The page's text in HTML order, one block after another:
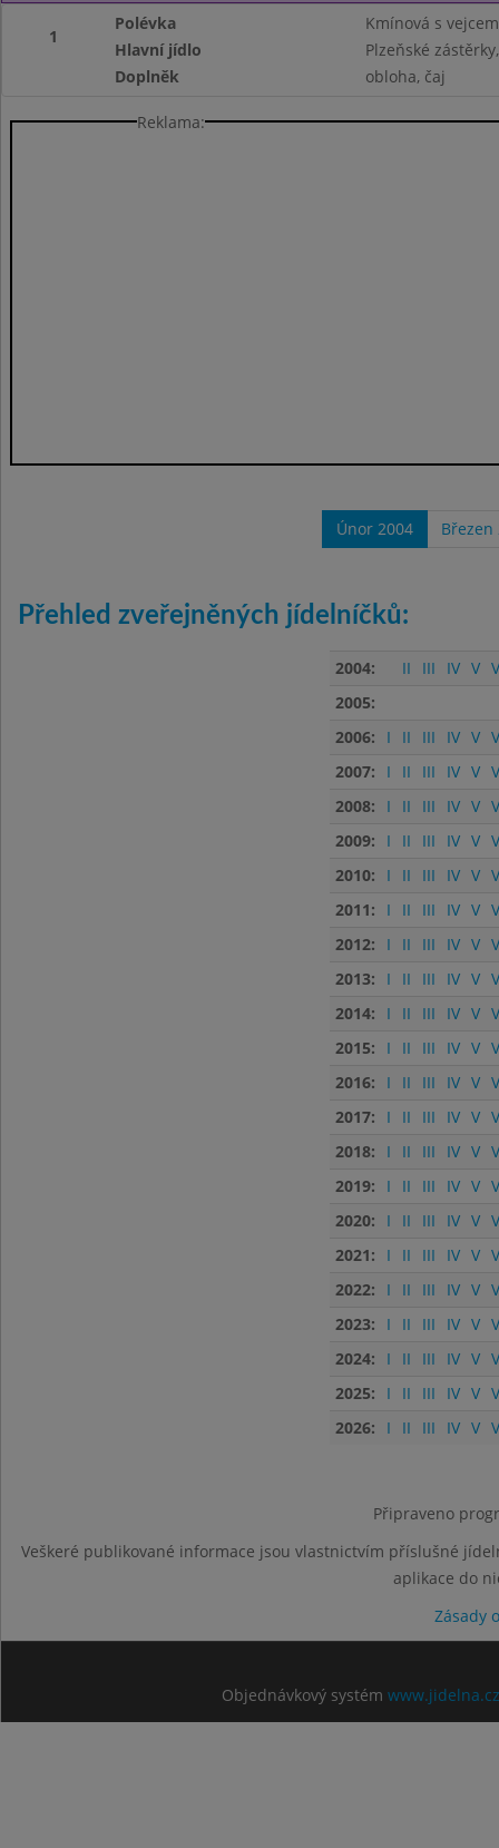
1
Polévka
Kmínová s vejcem
Hlavní jídlo
Plzeňské
Doplněk
obloha, čaj
Reklama:
Únor 2004 Březen
Přehled zveřejněných jídelníčků:
2004: II III IV V
2005:
2006:
I II III IV V
2007:
I II III IV V
2008:
I II III IV V
2009:
I II III IV V
2010:
I II III IV V
2011:
I II III IV V
2012:
I II III IV V
2013:
I II III IV V
2014:
I II III IV V
2015:
I II III IV V
2016:
I II III IV V
2017:
I II III IV V
2018:
I II III IV V
2019:
I II III IV V
2020:
I II III IV V
2021:
I II III IV V
2022:
I II III IV V
2023:
I II III IV V
2024:
I II III IV V
2025:
I II III IV V
2026:
I II III IV V
Připraveno
Veškeré publikované informace jsou vlastnictvím příslušné
aplikace do
Zásady
Objednávkový systém www.jidelna.cz